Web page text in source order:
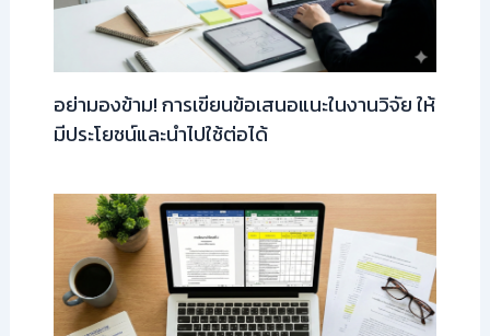
อย่ามองข้าม! การเขียนข้อเสนอแนะในงานวิจัย ให้
มีประโยชน์และนำไปใช้ต่อได้